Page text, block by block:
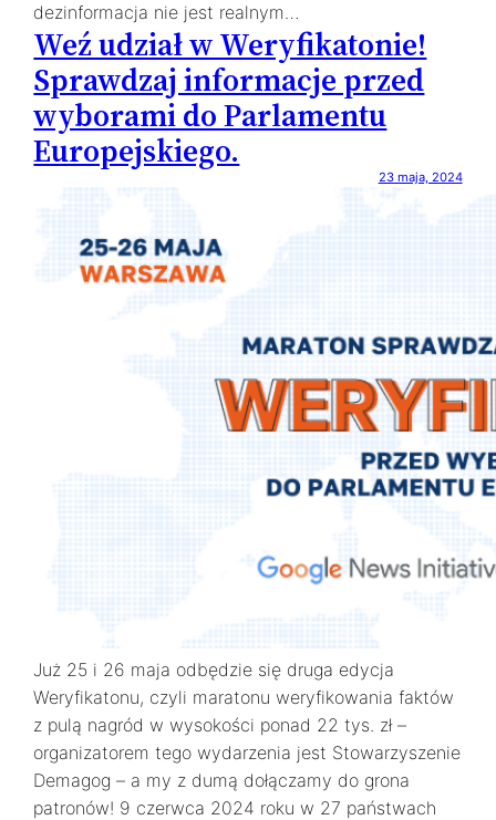
dezinformacja nie jest realnym…
Weź udział w Weryfikatonie!
Sprawdzaj informacje przed
wyborami do Parlamentu
Europejskiego.
23 maja, 2024
Już 25 i 26 maja odbędzie się druga edycja
Weryfikatonu, czyli maratonu weryfikowania faktów
z pulą nagród w wysokości ponad 22 tys. zł –
organizatorem tego wydarzenia jest Stowarzyszenie
Demagog – a my z dumą dołączamy do grona
patronów! 9 czerwca 2024 roku w 27 państwach